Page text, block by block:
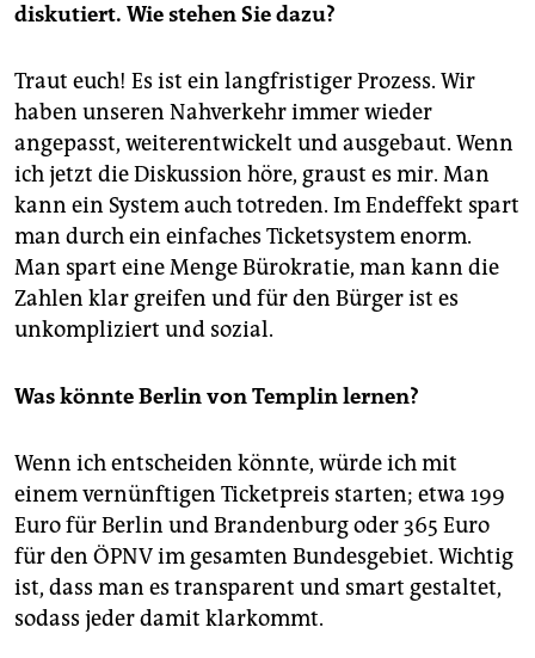
diskutiert. Wie stehen Sie dazu?
Traut euch! Es ist ein langfristiger Prozess. Wir
haben unseren Nahverkehr immer wieder
angepasst, weiterentwickelt und ausgebaut. Wenn
ich jetzt die Diskussion höre, graust es mir. Man
kann ein System auch totreden. Im Endeffekt spart
man durch ein einfaches Ticketsystem enorm.
Man spart eine Menge Bürokratie, man kann die
Zahlen klar greifen und für den Bürger ist es
unkompliziert und sozial.
Was könnte Berlin von Templin lernen?
Wenn ich entscheiden könnte, würde ich mit
einem vernünftigen Ticketpreis starten; etwa 199
Euro für Berlin und Brandenburg oder 365 Euro
für den ÖPNV im gesamten Bundesgebiet. Wichtig
ist, dass man es transparent und smart gestaltet,
sodass jeder damit klarkommt.